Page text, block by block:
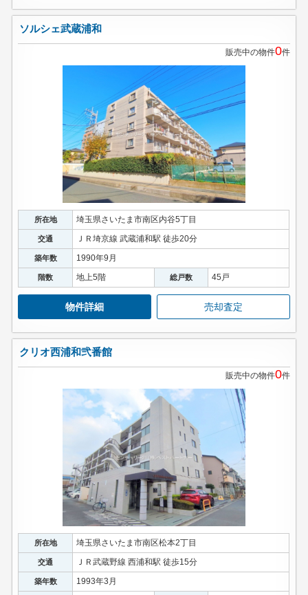
ソルシェ武蔵浦和
販売中の物件0件
所在地 埼玉県さいたま市南区内谷5丁目
交通 ＪＲ埼京線 武蔵浦和駅 徒歩20分
築年数 1990年9月
階数 地上5階 総戸数 45戸
物件詳細 売却査定
クリオ西浦和弐番館
販売中の物件0件
所在地 埼玉県さいたま市南区松本2丁目
交通 ＪＲ武蔵野線 西浦和駅 徒歩15分
築年数 1993年3月